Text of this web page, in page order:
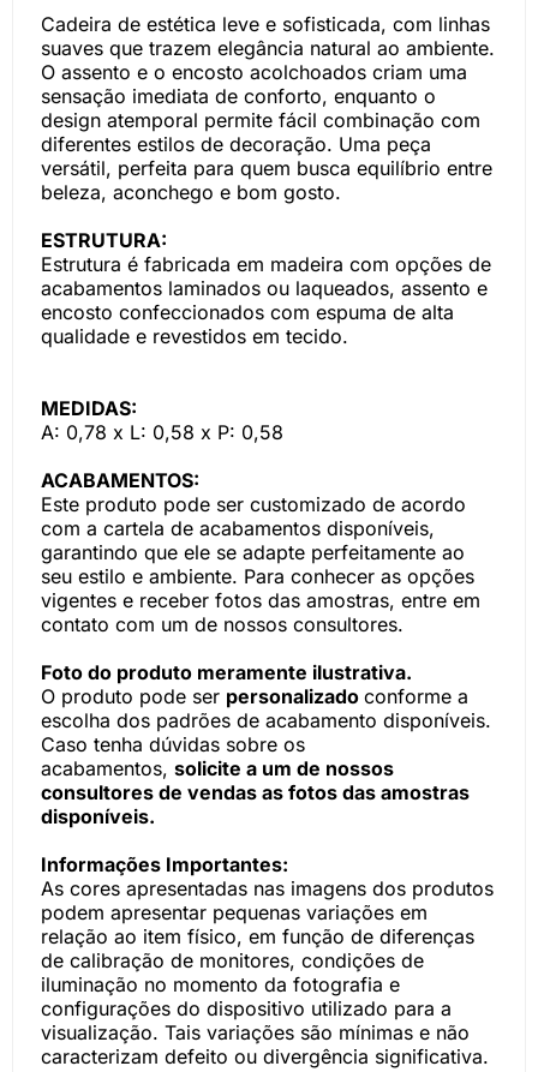
Cadeira de estética leve e sofisticada, com linhas
suaves que trazem elegância natural ao ambiente.
O assento e o encosto acolchoados criam uma
sensação imediata de conforto, enquanto o
design atemporal permite fácil combinação com
diferentes estilos de decoração. Uma peça
versátil, perfeita para quem busca equilíbrio entre
beleza, aconchego e bom gosto.
ESTRUTURA:
Estrutura é fabricada em madeira com opções de
acabamentos laminados ou laqueados, assento e
encosto confeccionados com espuma de alta
qualidade e revestidos em tecido.
MEDIDAS:
A: 0,78 x L: 0,58 x P: 0,58
ACABAMENTOS:
Este produto pode ser customizado de acordo
com a cartela de acabamentos disponíveis,
garantindo que ele se adapte perfeitamente ao
seu estilo e ambiente. Para conhecer as opções
vigentes e receber fotos das amostras, entre em
contato com um de nossos consultores.
Foto do produto meramente ilustrativa.
O produto pode ser personalizado conforme a
escolha dos padrões de acabamento disponíveis.
Caso tenha dúvidas sobre os
acabamentos, solicite a um de nossos
consultores de vendas as fotos das amostras
disponíveis.
Informações Importantes:
As cores apresentadas nas imagens dos produtos
podem apresentar pequenas variações em
relação ao item físico, em função de diferenças
de calibração de monitores, condições de
iluminação no momento da fotografia e
configurações do dispositivo utilizado para a
visualização. Tais variações são mínimas e não
caracterizam defeito ou divergência significativa.